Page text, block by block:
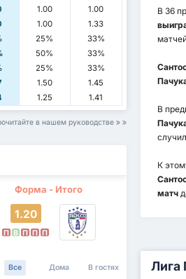
1.00
1.00
1.00
1.33
25%
33%
50%
33%
25%
33%
1.50
1.45
1.25 1.41
в нашем руководстве
Форма - Итого
1.20
П В П П П
Все Дома В гостях
В 36
В
К
матч
Лига